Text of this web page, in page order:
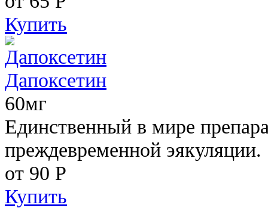
Купить
Дапоксетин
60мг
Единственный в мире
преждевременной эякуляции.
от 90 Р
Купить